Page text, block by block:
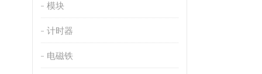
模块
计时器
电磁铁